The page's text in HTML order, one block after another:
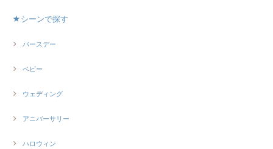
★シーンで探す
バースデー
ベビー
ウェディング
アニバーサリー
ハロウィン